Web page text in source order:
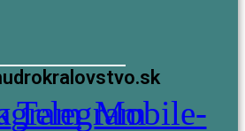
TelegramMobile-